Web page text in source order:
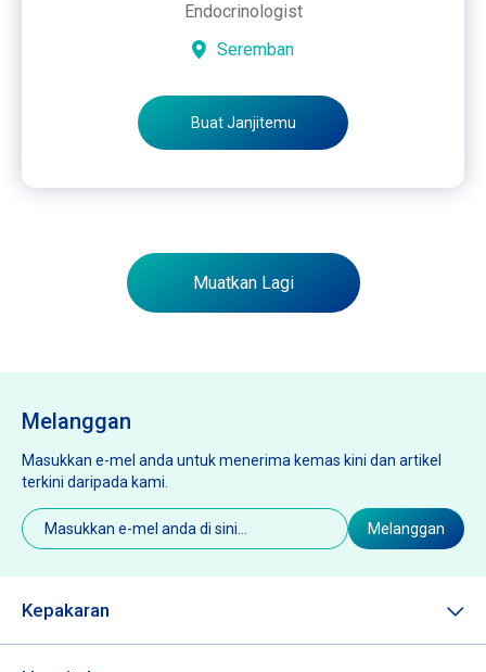
Endocrinologist
Seremban
Buat Janjitemu
Muatkan Lagi
Melanggan
Masukkan e-mel anda untuk menerima kemas kini dan artikel
terkini daripada kami.
E-
mel
(Diperlukan)
Melanggan
Kepakaran